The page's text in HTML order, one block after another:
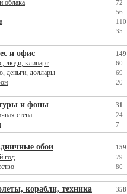
облака 72
56
110
35
и офис 149
люди, клипарт 60
деньги, доллары 69
20
и фоны 31
стена 24
7
обои 159
год 79
80
корабли, техника 358